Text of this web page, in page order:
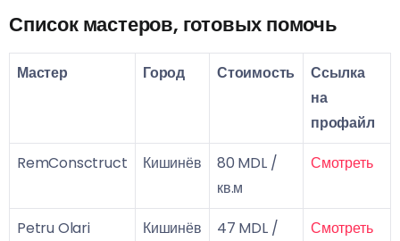
Список мастеров, готовых помочь
Мастер Город Стоимость
Ссылка
на
профайл
RemConsctruct
Кишинёв
80 MDL /
кв.м
Смотреть
Petru Olari Кишинёв
47 MDL /
Смотреть